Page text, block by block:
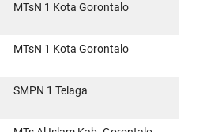
MTsN 1 Kota Gorontalo
MTsN 1 Kota Gorontalo
SMPN 1 Telaga